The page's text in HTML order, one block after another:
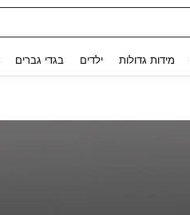
מידות גדולות ילדים בגדי גברים